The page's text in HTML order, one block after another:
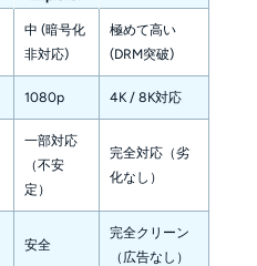
中 (暗号化
非対応)
極めて高い
(DRM突破)
1080p 4K / 8K対応
一部対応
（不安
定）
完全対応（劣
化なし）
安全
完全クリーン
（広告なし）